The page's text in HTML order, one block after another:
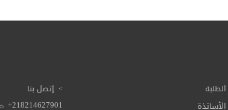
الطلبة
الأساتذة
إتصل بنا
+218214627901